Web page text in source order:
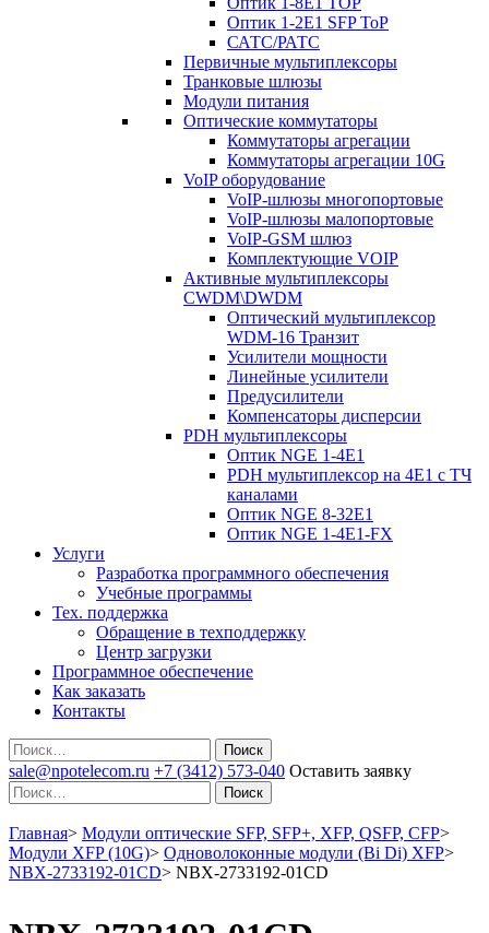
Оптик 1-2E1 SFP ToP
САТС/РАТС
Первичные мультиплексоры
Транковые шлюзы
Модули питания
Оптические коммутаторы
Коммутаторы агрегации
Коммутаторы агрегации 10G
VoIP оборудование
VoIP-шлюзы многопортовые
VoIP-шлюзы малопортовые
VoIP-GSM шлюз
Комплектующие VOIP
Активные мультиплексоры
CWDM\DWDM
Оптический мультиплексор
WDM-16 Транзит
Усилители мощности
Линейные усилители
Предусилители
Компенсаторы дисперсии
PDH мультиплексоры
Оптик NGE 1-4E1
PDH мультиплексор на 4Е1 с ТЧ
каналами
Оптик NGE 8-32E1
Оптик NGE 1-4E1-FX
Услуги
Разработка программного обеспечения
Учебные программы
Тех. поддержка
Обращение в техподдержку
Центр загрузки
Программное обеспечение
Как заказать
Контакты
Поиск
sale@npotelecom.ru +7 (3412) 573-040 Оставить заявку
Поиск
Главная> Модули оптические SFP, SFP+, XFP, QSFP, CFP>
Модули XFP (10G)> Одноволоконные модули (Bi Di) XFP>
NBX-2733192-01CD> NBX-2733192-01CD